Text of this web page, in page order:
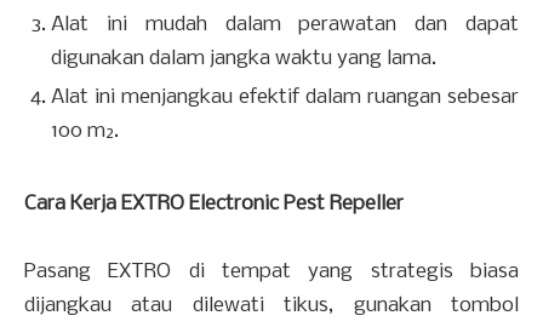
Alat ini mudah dalam perawatan dan dapat
digunakan dalam jangka waktu yang lama.
Alat ini menjangkau efektif dalam ruangan sebesar
100 m2.
Cara Kerja EXTRO Electronic Pest Repeller
Pasang EXTRO di tempat yang strategis biasa
dijangkau atau dilewati tikus, gunakan tombol